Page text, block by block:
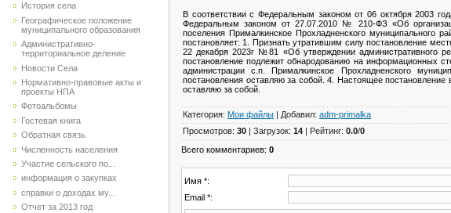
История села
Географическое положение
муниципального образования
Административно-
территориальное деление
Новости Села
Нормативно-правовые акты и
проекты НПА
Фотоальбомы
Гостевая книга
Обратная связь
Численность населения
Участие сельского по...
информация о закупках
справки о доходах му...
Отчет за 2013 год
В соответствии с Федеральным законом от 06 октября 2003
Федеральным законом от 27.07.2010 № 210-ФЗ «Об
поселения Прималкинское Прохладненского муниципального
постановляет: 1. Признать утратившим силу постановление
22 декабря 2023г №81 «Об утверждении административного
постановление подлежит обнародованию на информационных
администрации с.п. Прималкинское Прохладненского
постановления оставляю за собой. 4. Настоящее
оставляю за собой.
Категория: Мои файлы | Добавил: adm-primalka
Просмотров: 30 | Загрузок: 14 | Рейтинг: 0.0/0
Всего комментариев: 0
Имя *:
Email *: